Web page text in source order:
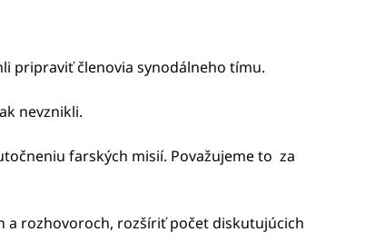
pripraviť členovia synodálneho tímu.
nevznikli.
farských misií. Považujeme to za
a rozhovoroch, rozšíriť počet diskutujúcich